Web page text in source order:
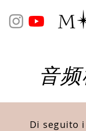
音
Di seguito